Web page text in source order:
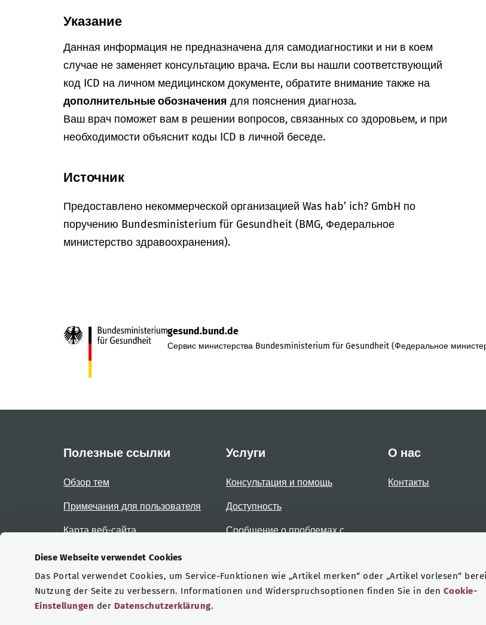
Diese Webseite verwendet Cookies
Das Portal verwendet Cookies, um Service-Funktionen wie „Artikel merken“ oder „Artikel vorlesen“
Nutzung der Seite zu verbessern. Informationen und Widerspruchsoptionen finden Sie in den Cookie-
Einstellungen der Datenschutzerklärung.
Указание
Данная информация не предназначена для самодиагностики и ни в коем
случае не заменяет консультацию врача. Если вы нашли соответствующий
код ICD на личном медицинском документе, обратите внимание также на
дополнительные обозначения для пояснения диагноза.
Ваш врач поможет вам в решении вопросов, связанных со здоровьем, и при
необходимости объяснит коды ICD в личной беседе.
Источник
Предоставлено некоммерческой организацией Was hab’ ich? GmbH по
поручению Bundesministerium für Gesundheit (BMG, Федеральное
министерство здравоохранения).
gesund.bund.de
Сервис министерства Bundesministerium für Gesundheit (Федеральное
Полезные ссылки
Обзор тем
Примечания для пользователя
Карта веб-сайта
Услуги
Консультация и помощь
Доступность
Сообщение о проблемах с
О нас
Контакты
Сертификаты